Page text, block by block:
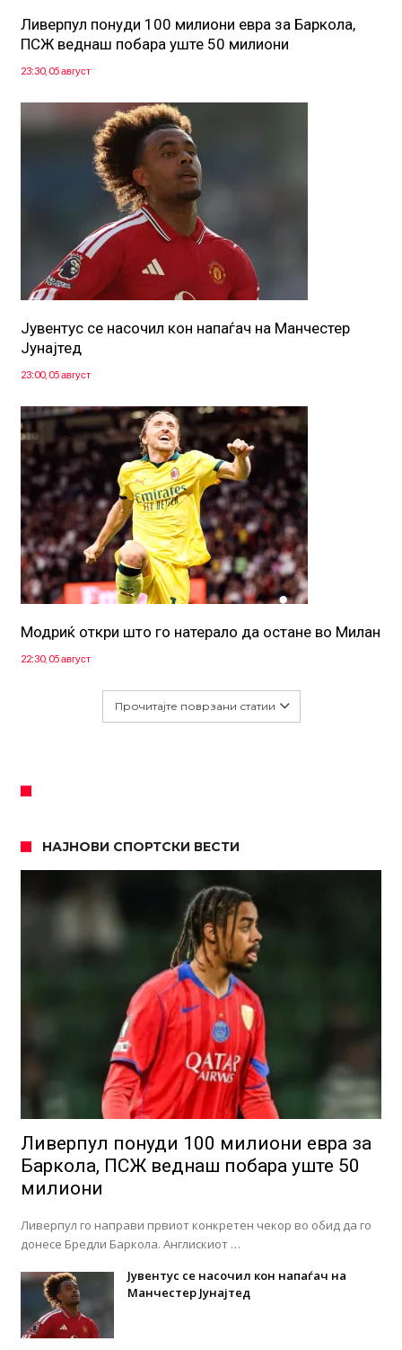
Ливерпул понуди 100 милиони евра за Баркола,
ПСЖ веднаш побара уште 50 милиони
23:30, 05 август
Јувентус се насочил кон напаѓач на Манчестер
Јунајтед
23:00, 05 август
Модриќ откри што го натерало да остане во Милан
22:30, 05 август
Прочитајте поврзани статии
НАЈНОВИ СПОРТСКИ ВЕСТИ
Ливерпул понуди 100 милиони евра за
Баркола, ПСЖ веднаш побара уште 50
милиони
Ливерпул го направи првиот конкретен чекор во обид да го
донесе Бредли Баркола. Англискиот …
Јувентус се насочил кон напаѓач на
Манчестер Јунајтед